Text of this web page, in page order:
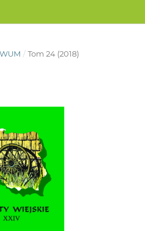
/ Tom 24 (2018)